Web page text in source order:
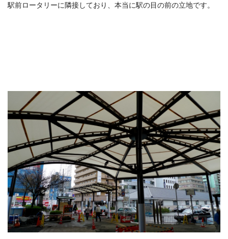
駅前ロータリーに隣接しており、本当に駅の目の前の立地です。